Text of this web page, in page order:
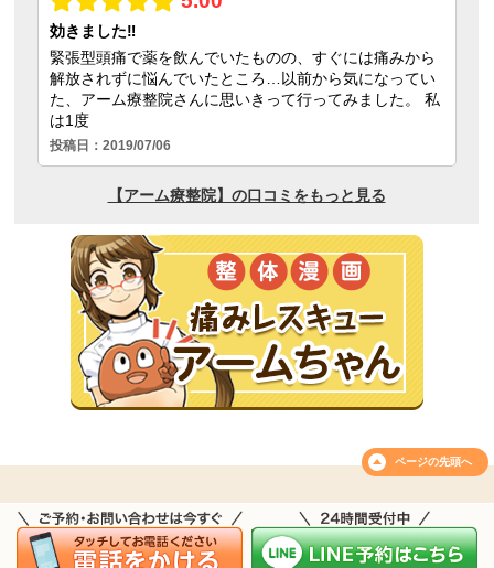
ページの先頭へ